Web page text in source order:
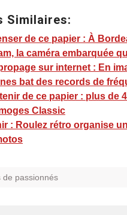
Similaires:
de ce papier : À
la caméra embarquée
sur internet : En
bat des records de
de ce papier : plus de
Classic
: Roulez rétro organise
de passionnés